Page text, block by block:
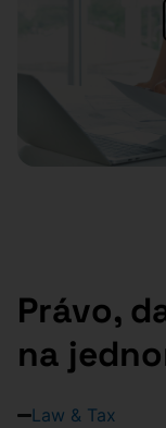
Právo,
na
Law & Tax